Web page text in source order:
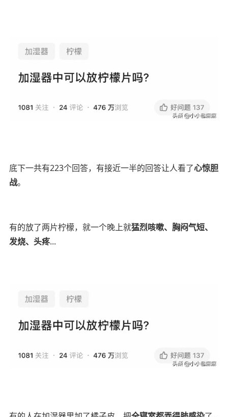
底下一共有223个回答，有接近一半的回答让人看了心惊胆
战。
有的放了两片柠檬，就一个晚上就猛烈咳嗽、胸闷气短、
发烧、头疼...